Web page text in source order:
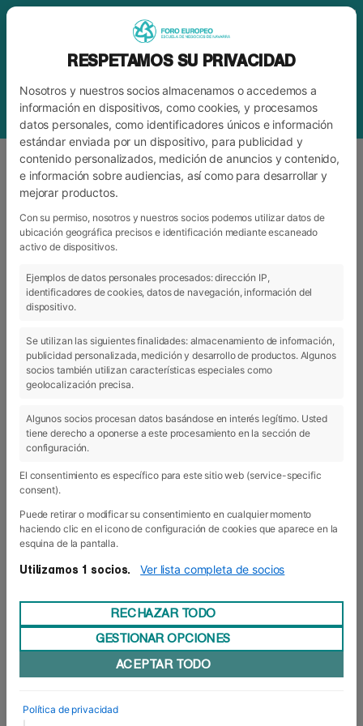
ETIQUETAPAUTAS SANITARIAS
15 Sep 2020
En marcha el Protocolo COVID-
19[:en]Protocolo COVID-19
ha elaborado una Guía Protocolo COVID-19, que
RESPETAMOS SU PRIVACIDAD
Nosotros y nuestros socios almacenamos o accedemos a
información en dispositivos, como cookies, y procesamos
datos personales, como identificadores únicos e información
estándar enviada por un dispositivo, para publicidad y
contenido personalizados, medición de anuncios y contenido,
e información sobre audiencias, así como para desarrollar y
mejorar productos.
Con su permiso, nosotros y nuestros socios podemos utilizar datos de
ubicación geográfica precisos e identificación mediante escaneado
activo de dispositivos.
Ejemplos de datos personales procesados: dirección IP,
identificadores de cookies, datos de navegación, información del
dispositivo.
Se utilizan las siguientes finalidades: almacenamiento de información,
publicidad personalizada, medición y desarrollo de productos. Algunos
socios también utilizan características especiales como
geolocalización precisa.
Algunos socios procesan datos basándose en interés legítimo. Usted
tiene derecho a oponerse a este procesamiento en la sección de
configuración.
El consentimiento es específico para este sitio web (service-specific
consent).
Puede retirar o modificar su consentimiento en cualquier momento
haciendo clic en el icono de configuración de cookies que aparece en la
esquina de la pantalla.
Utilizamos 1 socios. Ver lista completa de socios
RECHAZAR TODO
GESTIONAR OPCIONES
ACEPTAR TODO
Política de privacidad